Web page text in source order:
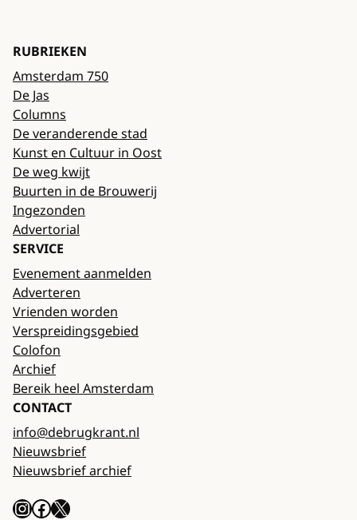
RUBRIEKEN
Amsterdam 750
De Jas
Columns
De veranderende stad
Kunst en Cultuur in Oost
De weg kwijt
Buurten in de Brouwerij
Ingezonden
Advertorial
SERVICE
Evenement aanmelden
Adverteren
Vrienden worden
Verspreidingsgebied
Colofon
Archief
Bereik heel Amsterdam
CONTACT
info@debrugkrant.nl
Nieuwsbrief
Nieuwsbrief archief
InstagramFacebook X